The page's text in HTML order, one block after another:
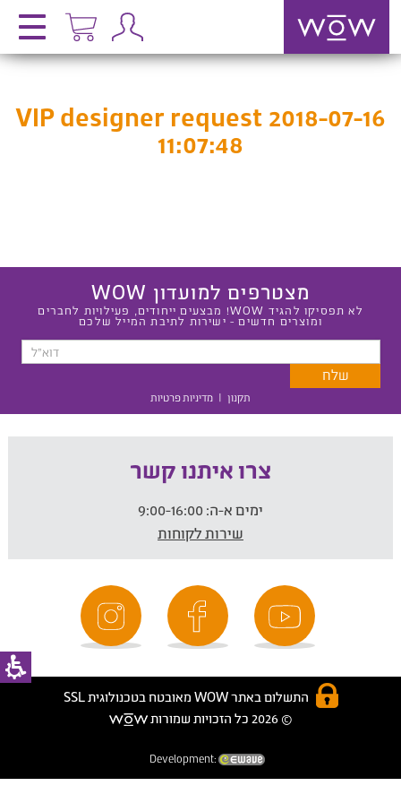
VIP designer request 2018-07-16
11:07:48
מצטרפים למועדון WOW
לא תפסיקו להגיד WOW! מבצעים ייחודים, פעילויות לחברים
ומוצרים חדשים - ישירות לתיבת המייל שלכם
תקנון | מדיניות פרטיות
צרו איתנו קשר
ימים א-ה:
שירות לקוחות
התשלום באתר WOW מאובטח בטכנולוגית SSL
© 2026 כל הזכויות שמורות
Development: